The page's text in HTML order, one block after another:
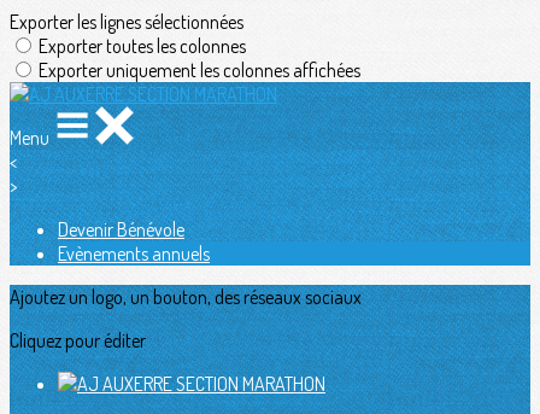
Exporter les lignes sélectionnées
Exporter toutes les colonnes
Exporter uniquement les colonnes affichées
Menu
<
>
Devenir Bénévole
Evènements annuels
Ajoutez un logo, un bouton, des réseaux sociaux
Cliquez pour éditer